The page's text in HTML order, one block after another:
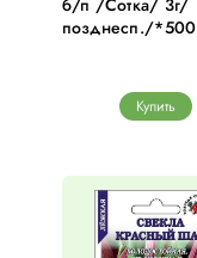
б/п /Сотка/ 3г/
позднесп./*500
Купить